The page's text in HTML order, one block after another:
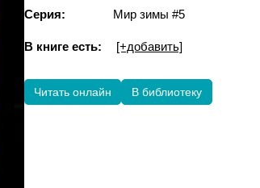
Серия: Мир зимы #5
В книге есть: [+добавить]
Читать онлайн В библиотеку